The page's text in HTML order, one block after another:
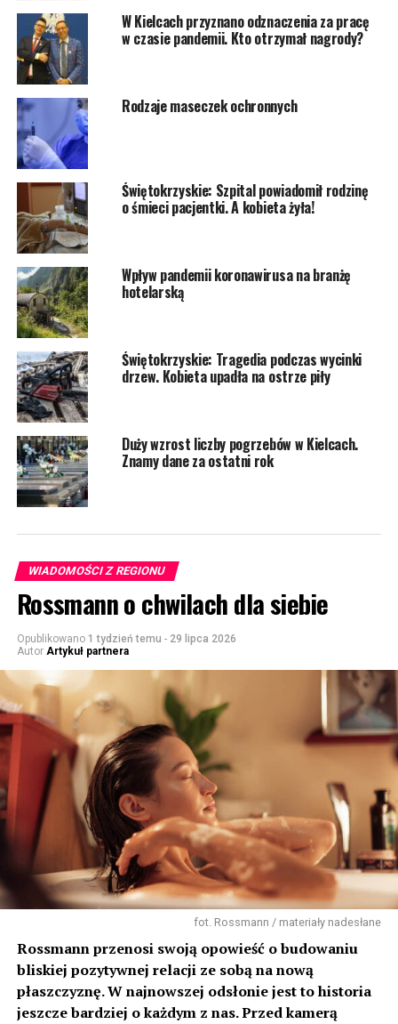
W Kielcach przyznano odznaczenia za pracę
w czasie pandemii. Kto otrzymał nagrody?
Rodzaje maseczek ochronnych
Świętokrzyskie: Szpital powiadomił rodzinę
o śmieci pacjentki. A kobieta żyła!
Wpływ pandemii koronawirusa na branżę
hotelarską
Świętokrzyskie: Tragedia podczas wycinki
drzew. Kobieta upadła na ostrze piły
Duży wzrost liczby pogrzebów w Kielcach.
Znamy dane za ostatni rok
WIADOMOŚCI Z REGIONU
Rossmann o chwilach dla siebie
Opublikowano 1 tydzień temu - 29 lipca 2026
Autor Artykuł partnera
fot. Rossmann / materiały nadesłane
Rossmann przenosi swoją opowieść o budowaniu
bliskiej pozytywnej relacji ze sobą na nową
płaszczyznę. W najnowszej odsłonie jest to historia
jeszcze bardziej o każdym z nas. Przed kamerą